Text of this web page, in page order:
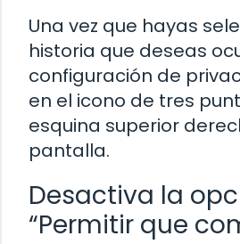
Una vez que hayas
historia que deseas
configuración de
en el icono de tres
esquina superior
pantalla.
Desactiva la
“Permitir que